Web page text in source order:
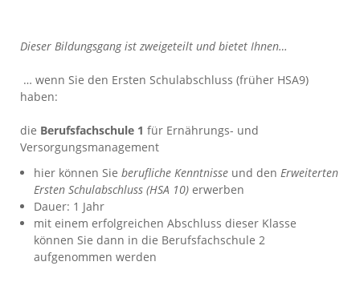
Dieser Bildungsgang ist zweigeteilt und bietet Ihnen…
… wenn Sie den Ersten Schulabschluss (früher HSA9)
haben:
die Berufsfachschule 1 für Ernährungs- und
Versorgungsmanagement
hier können Sieberufliche Kenntnisse und den Erweiterten
Ersten Schulabschluss (HSA 10) erwerben
Dauer: 1 Jahr
mit einem erfolgreichen Abschluss dieser Klasse
können Sie dann in die Berufsfachschule 2
aufgenommen werden